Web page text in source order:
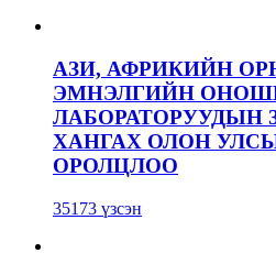
АЗИ, АФРИКИЙН
ЭМНЭЛГИЙН
ЛАБОРАТОРУУДЫН
ХАНГАХ ОЛОН
ОРОЛЦЛОО
35173 үзсэн